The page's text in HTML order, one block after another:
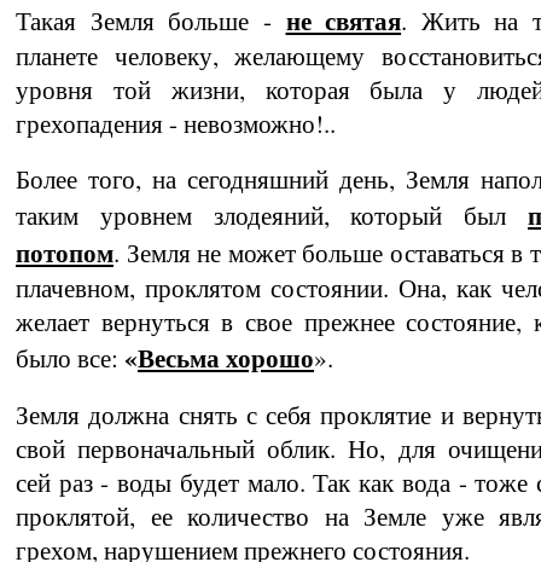
Такая Земля больше - не святая. Жить на
планете человеку, желающему
уровня той жизни, которая была у
грехопадения - невозможно!..
Более того, на сегодняшний день, Земля
таким уровнем злодеяний, который был
потопом. Земля не может больше оставаться в
плачевном, проклятом состоянии. Она, как
желает вернуться в свое прежнее сос­тоя­ние,
было все: «Весьма хорошо».
Земля должна снять с себя проклятие и
свой первоначальный облик. Но, для
сей раз - воды будет мало. Так как вода - то­же
проклятой, ее количество на Земле уже
грехом, нарушением прежнего состоя­ния.